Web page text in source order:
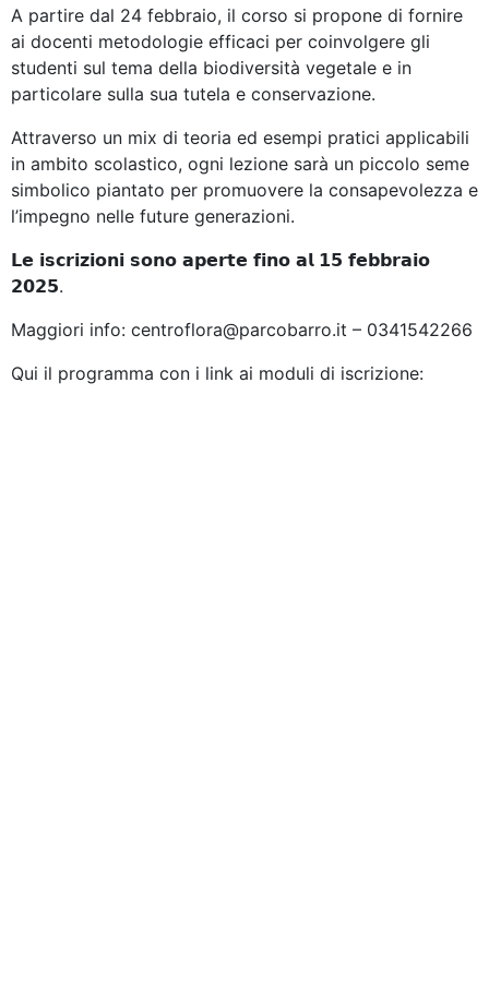
A partire dal 24 febbraio, il corso si propone di fornire
ai docenti metodologie efficaci per coinvolgere gli
studenti sul tema della biodiversità vegetale e in
particolare sulla sua tutela e conservazione.
Attraverso un mix di teoria ed esempi pratici applicabili
in ambito scolastico, ogni lezione sarà un piccolo seme
simbolico piantato per promuovere la consapevolezza e
l’impegno nelle future generazioni.
𝗟𝗲 𝗶𝘀𝗰𝗿𝗶𝘇𝗶𝗼𝗻𝗶 𝘀𝗼𝗻𝗼 𝗮𝗽𝗲𝗿𝘁𝗲 𝗳𝗶𝗻𝗼 𝗮𝗹 𝟭𝟱 𝗳𝗲𝗯𝗯𝗿𝗮𝗶𝗼
𝟮𝟬𝟮𝟱.
Maggiori info: centroflora@parcobarro.it – 0341542266
Qui il programma con i link ai moduli di iscrizione: